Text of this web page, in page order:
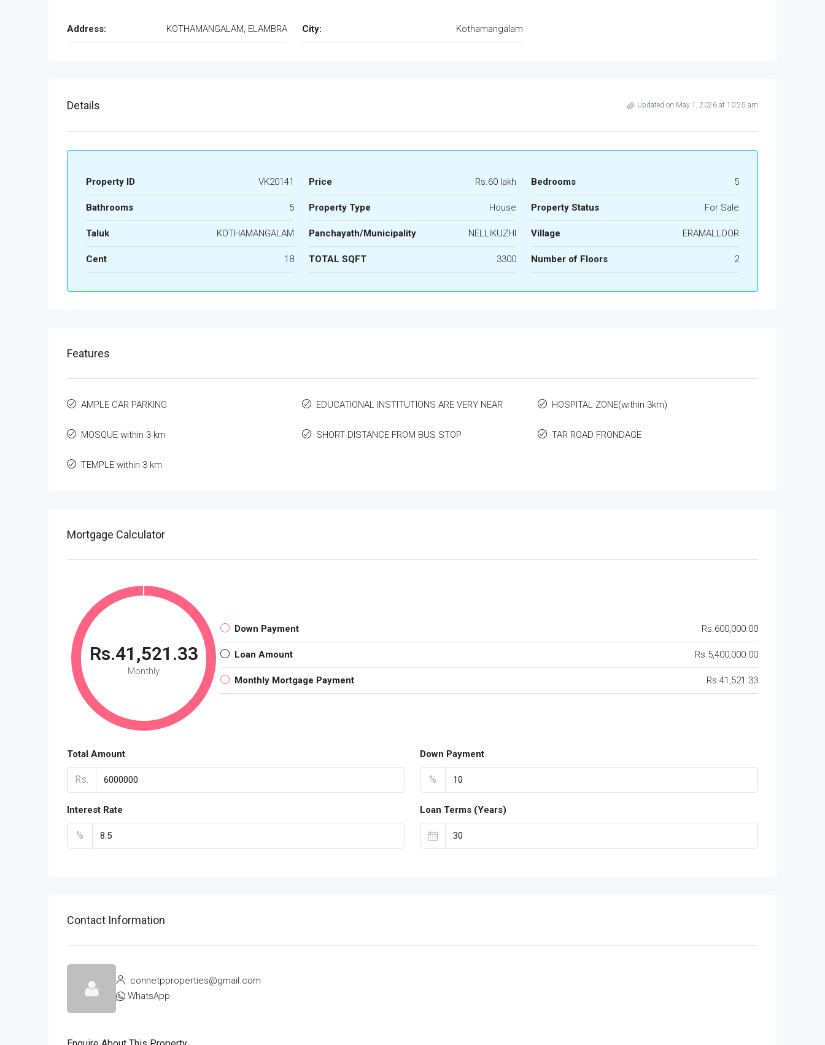
Address: KOTHAMANGALAM, ELAMBRA City: Kothamangalam
Details Updated on May 1, 2026 at 10:25 am
Property ID VK20141 Price Rs.60 lakh Bedrooms 5
Bathrooms 5 Property Type House Property Status For Sale
Taluk KOTHAMANGALAM Panchayath/Municipality NELLIKUZHI Village ERAMALLOOR
Cent 18 TOTAL SQFT 3300 Number of Floors 2
Features
AMPLE CAR PARKING EDUCATIONAL INSTITUTIONS ARE VERY NEAR HOSPITAL ZONE(within 3km)
MOSQUE within 3 km SHORT DISTANCE FROM BUS STOP TAR ROAD FRONDAGE
TEMPLE within 3 km
Mortgage Calculator
Rs.41,521.33
Monthly
Down Payment Rs.600,000.00
Loan Amount Rs.5,400,000.00
Monthly Mortgage Payment Rs.41,521.33
Total Amount
Rs.
Down Payment
%
Interest Rate
%
Loan Terms (Years)
Contact Information
connetpproperties@gmail.com
WhatsApp